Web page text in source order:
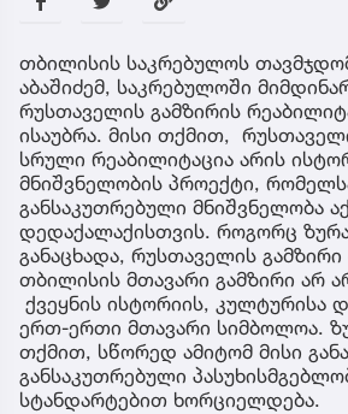
თბილისის საკრებულოს
აბაშიძემ, საკრებულოში
რუსთაველის გამზირის
ისაუბრა. მისი თქმით,
სრული რეაბილიტაცია არის
მნიშვნელობის პროექტი,
განსაკუთრებული მნიშვნელობა
დედაქალაქისთვის. როგორც
განაცხადა, რუსთაველის
თბილისის მთავარი გამზირი არ
ქვეყნის ისტორიის, კულტურისა
ერთ-ერთი მთავარი სიმბოლოა.
თქმით, სწორედ ამიტომ მისი
განსაკუთრებული
სტანდარტებით ხორციელდება.